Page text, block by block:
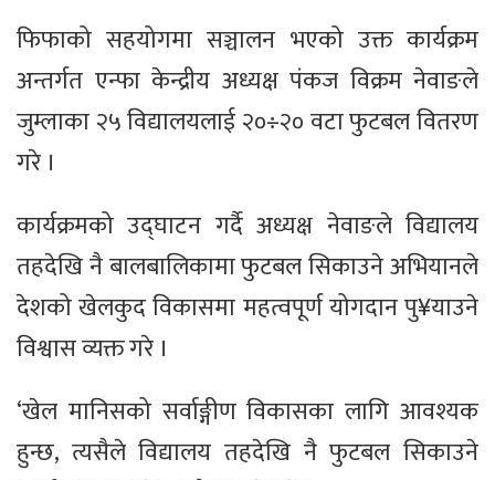
फिफाको सहयोगमा सञ्चालन भएको उक्त कार्यक्रम
अन्तर्गत एन्फा केन्द्रीय अध्यक्ष पंकज विक्रम नेवाङले
जुम्लाका २५ विद्यालयलाई २०÷२० वटा फुटबल वितरण
गरे ।
कार्यक्रमको उद्घाटन गर्दै अध्यक्ष नेवाङले विद्यालय
तहदेखि नै बालबालिकामा फुटबल सिकाउने अभियानले
देशको खेलकुद विकासमा महत्वपूर्ण योगदान पु¥याउने
विश्वास व्यक्त गरे ।
‘खेल मानिसको सर्वाङ्गीण विकासका लागि आवश्यक
हुन्छ, त्यसैले विद्यालय तहदेखि नै फुटबल सिकाउने